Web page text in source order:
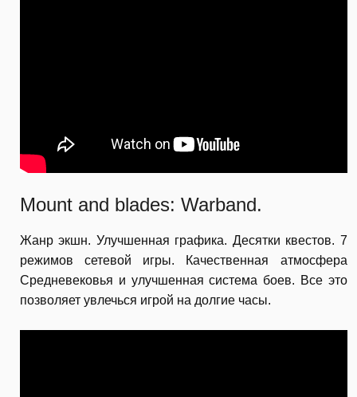
Mount and blades: Warband.
Жанр экшн. Улучшенная графика. Десятки квестов. 7
режимов сетевой игры. Качественная атмосфера
Средневековья и улучшенная система боев. Все это
позволяет увлечься игрой на долгие часы.